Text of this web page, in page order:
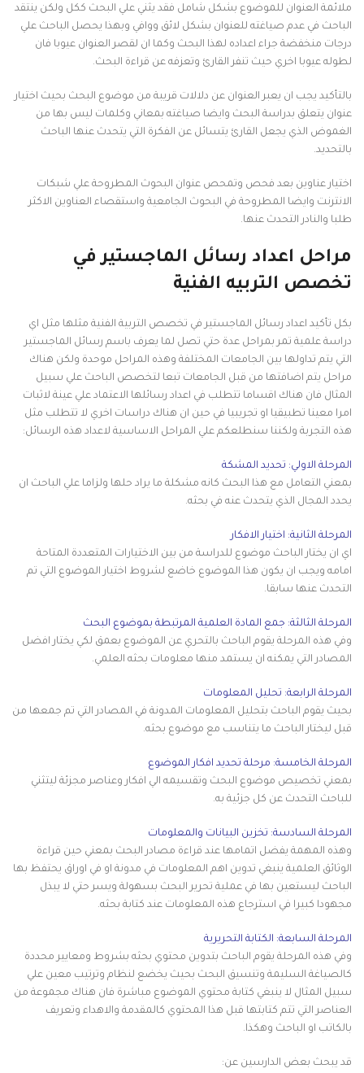
ملائمة العنوان للموضوع بشكل شامل فقد يثني علي البحث ككل ولكن ينتقد
الباحث في عدم صياغته للعنوان بشكل لائق ووافي وبهذا يحصل الباحث علي
درجات منخفضة جراء اعداده لهذا البحث وكما ان لقصر العنوان عيوبا فان
لطوله عيوبا اخري حيث تنفر القارئ وتعزفه عن قراءة البحث.
بالتأكيد يجب ان يعبر العنوان عن دلالات قريبة من موضوع البحث بحيث اختيار
عنوان يتعلق بدراسة البحث وايضا صياغته بمعاني وكلمات ليس بها من
الغموض الذي يجعل القارئ يتسائل عن الفكرة التي يتحدث عنها الباحث
بالتحديد.
اختيار عناوين بعد فحص وتمحص عنوان البحوث المطروحة علي شبكات
الانترنت وايضا المطروحة في البحوث الجامعية واستقصاء العناوين الاكثر
طلبا والنادر التحدث عنها.
مراحل اعداد رسائل الماجستير في
تخصص التربيه الفنية
بكل تأكيد اعداد رسائل الماجستير في تخصص التربية الفنية مثلها مثل اي
دراسة علمية تمر بمراحل عدة حتي تصل لما يعرف باسم رسائل الماجستير
التي يتم تداولها بين الجامعات المختلفة وهذه المراحل موحدة ولكن هناك
مراحل يتم اضافتها من قبل الجامعات تبعا لتخصص الباحث علي سبيل
المثال فان هناك اقساما تتطلب في اعداد رسائلها الاعتماد علي عينة لاثبات
امرا معينا تطبيقيا او تجريبيا في حين ان هناك دراسات اخري لا تتطلب مثل
هذه التجربة ولكننا سنطلعكم علي المراحل الاساسية لاعداد هذه الرسائل:
المرحلة الاولي: تحديد المشكة
بمعني التعامل مع هذا البحث كانه مشكلة ما يراد حلها ولزاما علي الباحث ان
يحدد المجال الذي يتحدث عنه في بحثه.
المرحلة الثانية: اختيار الافكار
اي ان يختار الباحث موضوع للدراسة من بين الاختيارات المتعددة المتاحة
امامه ويجب ان يكون هذا الموضوع خاضع لشروط اختيار الموضوع التي تم
التحدث عنها سابقا.
المرحلة الثالثة: جمع المادة العلمية المرتبطة بموضوع البحث
وفي هذه المرحلة يقوم الباحث بالتحري عن الموضوع بعمق لكي يختار افضل
المصادر التي يمكنه ان يستمد منها معلومات بحثه العلمي.
المرحلة الرابعة: تحليل المعلومات
بحيث يقوم الباحث بتحليل المعلومات المدونة في المصادر التي تم جمعها من
قبل ليختار الباحث ما يتناسب مع موضوع بحثه.
المرحلة الخامسة: مرحلة تحديد افكار الموضوع
بمعني تخصيص موضوع البحث وتقسيمه الي افكار وعناصر مجزئة ليتثني
للباحث التحدث عن كل جزئية به.
المرحلة السادسة: تخزين البيانات والمعلومات
وهذه المهمة يفضل اتمامها عند قراءة مصادر البحث بمعني حين قراءة
الوثائق العلمية ينبغي تدوين اهم المعلومات في مدونة او في اوراق يحتفظ بها
الباحث ليستعين بها في عملية تحرير البحث بسهولة ويسر حتي لا يبذل
مجهودا كبيرا في استرجاع هذه المعلومات عند كتابة بحثه.
المرحلة السابعة: الكتابة التحريرية
وفي هذه المرحلة يقوم الباحث بتدوين محتوي بحثه بشروط ومعايير محددة
كالصياغة السليمة وتنسيق البحث بحيث يخضع لنظام وترتيب معين علي
سبيل المثال لا ينبغي كتابة محتوي الموضوع مباشرة فان هناك مجموعة من
العناصر التي تتم كتابتها قبل هذا المحتوي كالمقدمة والاهداء وتعريف
بالكاتب او الباحث وهكذا.
قد يبحث بعض الدارسين عن: